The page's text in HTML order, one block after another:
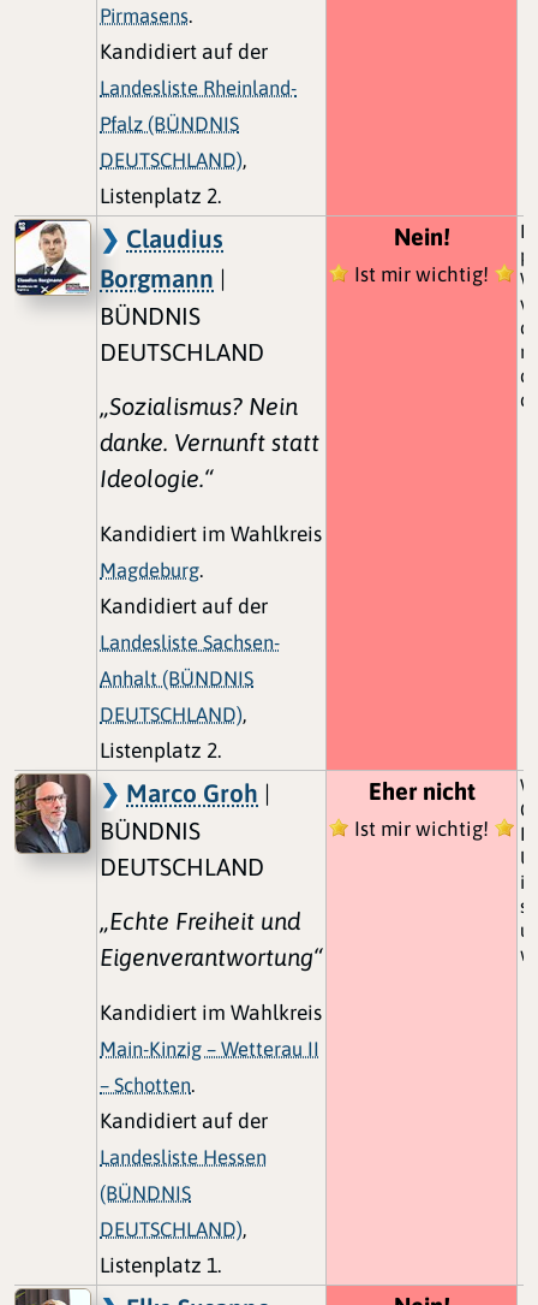
Pirmasens.
Kandidiert auf der
Landesliste Rheinland-
Pfalz (BÜNDNIS
DEUTSCHLAND),
Listenplatz 2.
Claudius
Borgmann |
BÜNDNIS
DEUTSCHLAND
„Sozialismus? Nein
danke. Vernunft statt
Ideologie.“
Kandidiert im Wahlkreis
Magdeburg.
Kandidiert auf der
Landesliste Sachsen-
Anhalt (BÜNDNIS
DEUTSCHLAND),
Listenplatz 2.
Nein!
Ist mir wichtig!
Marco Groh |
BÜNDNIS
DEUTSCHLAND
„Echte Freiheit und
Eigenverantwortung“
Kandidiert im Wahlkreis
Main-Kinzig – Wetterau II
– Schotten.
Kandidiert auf der
Landesliste Hessen
(BÜNDNIS
DEUTSCHLAND),
Listenplatz 1.
Eher nicht
Ist mir wichtig!